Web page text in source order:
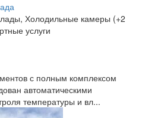
Холодильные камеры (+2
услуги
с полным комплексом
автоматическими
температуры и вл...